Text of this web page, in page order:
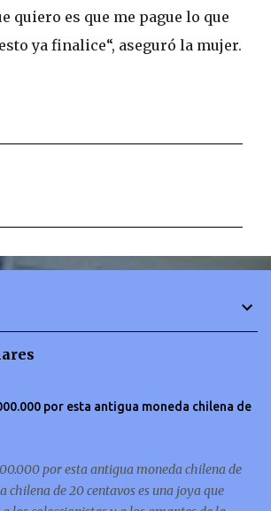
quiero es que me pague lo que
ya finalice“, aseguró la mujer.
por esta antigua moneda chilena de
por esta antigua moneda chilena de
chilena de 20 centavos es una joya que